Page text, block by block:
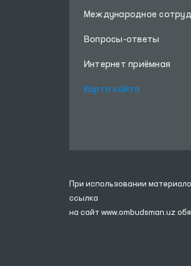
Международное
Вопросы-ответы
Интернет приёмная
Карта сайта
При использовании
ссылка
на сайт www.ombudsman.uz